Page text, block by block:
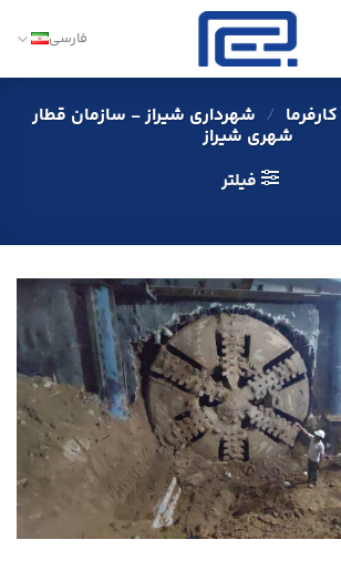
فارسی
/ شهرداری شیراز - سازمان قطار
شهری شیراز
فیلتر